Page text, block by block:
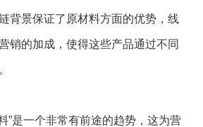
背景保证了原材料方面的优势，线
销的加成，使得这些产品通过不同
”是一个非常有前途的趋势，这为营